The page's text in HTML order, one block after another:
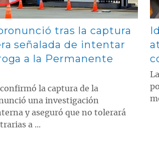
tras la captura
señalada de intentar
a la Permanente
la captura de la
una investigación
y aseguró que no tolerará
a ...